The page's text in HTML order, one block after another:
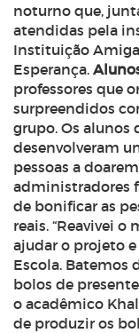
noturno que,
atendidas pela
Instituição Amiga
Esperança.
professores que
surpreendidos
grupo. Os
desenvolveram
pessoas a
administradores
de bonificar as
reais. “Reavivei
ajudar o projeto
Escola. Batemos
bolos de
o acadêmico
de produzir os